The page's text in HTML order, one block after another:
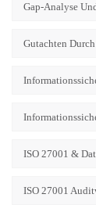
Gap-Analyse
Gutachten
ISO 27001 &
ISO 27001